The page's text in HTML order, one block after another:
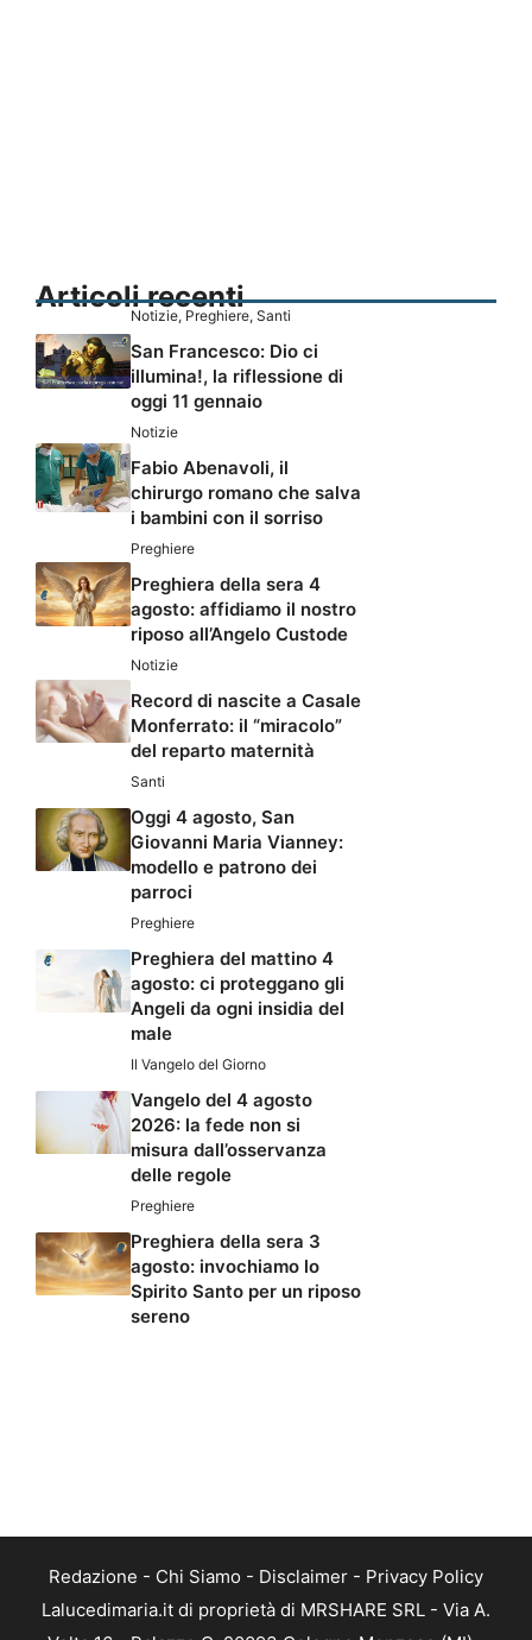
Articoli recenti
Notizie, Preghiere, Santi
San Francesco: Dio ci
illumina!, la riflessione di
oggi 11 gennaio
Notizie
Fabio Abenavoli, il
chirurgo romano che salva
i bambini con il sorriso
Preghiere
Preghiera della sera 4
agosto: affidiamo il nostro
riposo all’Angelo Custode
Notizie
Record di nascite a Casale
Monferrato: il “miracolo”
del reparto maternità
Santi
Oggi 4 agosto, San
Giovanni Maria Vianney:
modello e patrono dei
parroci
Preghiere
Preghiera del mattino 4
agosto: ci proteggano gli
Angeli da ogni insidia del
male
Il Vangelo del Giorno
Vangelo del 4 agosto
2026: la fede non si
misura dall’osservanza
delle regole
Preghiere
Preghiera della sera 3
agosto: invochiamo lo
Spirito Santo per un riposo
sereno
Redazione - Chi Siamo - Disclaimer - Privacy Policy
Lalucedimaria.it di proprietà di MRSHARE SRL - Via A.